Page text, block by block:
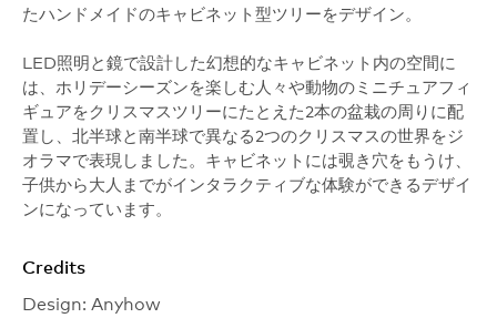
たハンドメイドのキャビネット型ツリーをデザイン。
LED照明と鏡で設計した幻想的なキャビネット内の空間に
は、ホリデーシーズンを楽しむ人々や動物のミニチュアフィ
ギュアをクリスマスツリーにたとえた2本の盆栽の周りに配
置し、北半球と南半球で異なる2つのクリスマスの世界をジ
オラマで表現しました。キャビネットには覗き穴をもうけ、
子供から大人までがインタラクティブな体験ができるデザイ
ンになっています。
Credits
Design: Anyhow